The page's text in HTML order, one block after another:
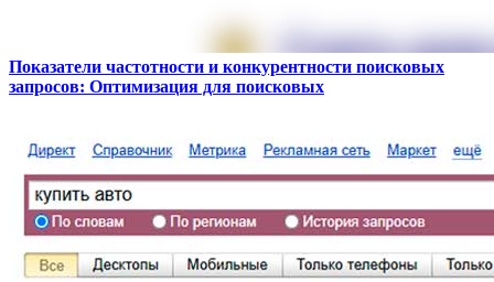
Показатели частотности и конкурентности поисковых
запросов: Оптимизация для поисковых